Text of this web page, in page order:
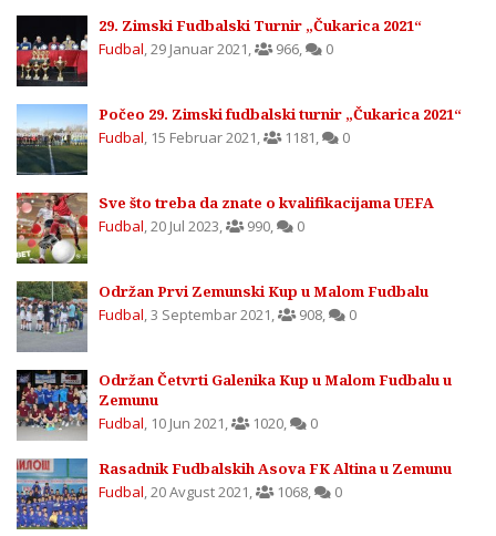
29. Zimski Fudbalski Turnir „Čukarica 2021“
Fudbal,29 Januar 2021, 966, 0
Počeo 29. Zimski fudbalski turnir „Čukarica 2021“
Fudbal, 15 Februar 2021, 1181, 0
Sve što treba da znate o kvalifikacijama UEFA
Fudbal,20 Jul 2023, 990, 0
Održan Prvi Zemunski Kup u Malom Fudbalu
Fudbal,3 Septembar 2021, 908, 0
Održan Četvrti Galenika Kup u Malom Fudbalu u
Zemunu
Fudbal, 10 Jun 2021, 1020, 0
Rasadnik Fudbalskih Asova FK Altina u Zemunu
Fudbal,20 Avgust 2021, 1068, 0